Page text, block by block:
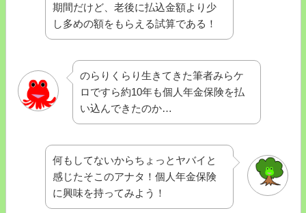
期間だけど、老後に払込金額より少
し多めの額をもらえる試算である！
のらりくらり生きてきた筆者みらケ
ロですら約10年も個人年金保険を払
い込んできたのか…
何もしてないからちょっとヤバイと
感じたそこのアナタ！個人年金保険
に興味を持ってみよう！